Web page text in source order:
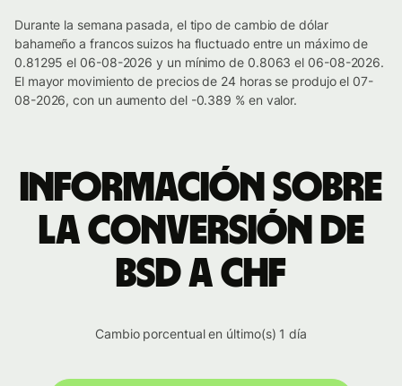
Durante la semana pasada, el tipo de cambio de dólar
bahameño a francos suizos ha fluctuado entre un máximo de
0.81295 el 06-08-2026 y un mínimo de 0.8063 el 06-08-2026.
El mayor movimiento de precios de 24 horas se produjo el 07-
08-2026, con un aumento del -0.389 % en valor.
Información sobre
la conversión de
BSD a CHF
Cambio porcentual en último(s) 1 día